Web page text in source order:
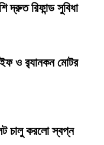
দ্রুত রিফান্ড সুবিধা
ও র‍্যানকন মোটর
চালু করলো স্বপ্ন